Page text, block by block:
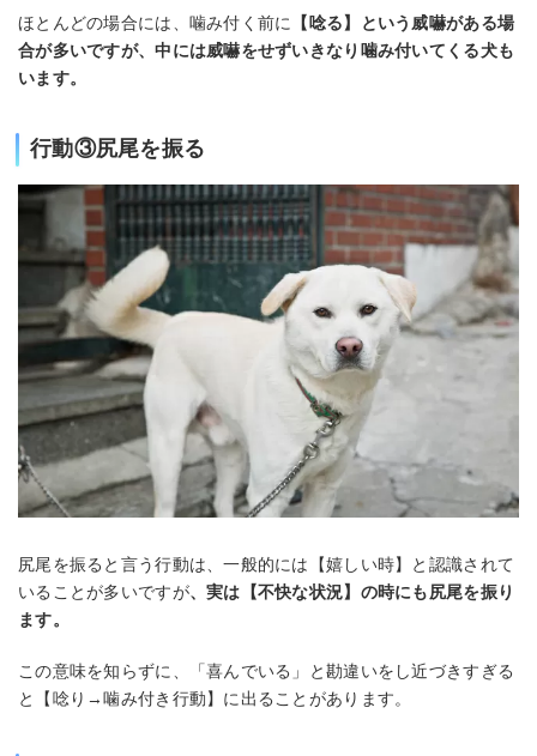
ほとんどの場合には、噛み付く前に 【唸る】という威嚇がある場
合が多いですが、中には威嚇をせずいきなり噛み付いてくる犬も
います。
行動③尻尾を振る
尻尾を振ると言う行動は、一般的には【嬉しい時】と認識されて
いることが多いですが、実は【不快な状況】の時にも尻尾を振り
ます。
この意味を知らずに、「喜んでいる」と勘違いをし近づきすぎる
と【唸り→噛み付き行動】に出ることがあります。